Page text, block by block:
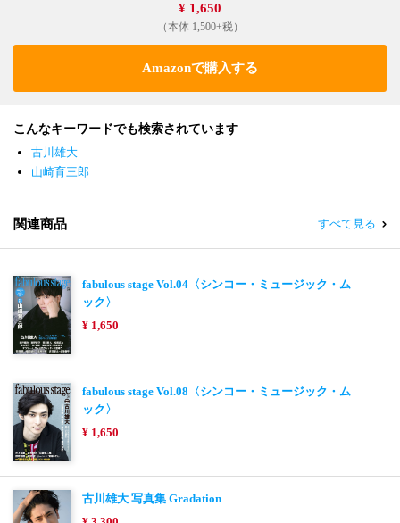
¥ 1,650
（本体 1,500+税）
Amazonで購入する
こんなキーワードでも検索されています
古川雄大
山崎育三郎
関連商品 すべて見る
fabulous stage Vol.04〈シンコー・ミュージック・ム
ック〉
¥ 1,650
fabulous stage Vol.08〈シンコー・ミュージック・ム
ック〉
¥ 1,650
古川雄大 写真集 Gradation